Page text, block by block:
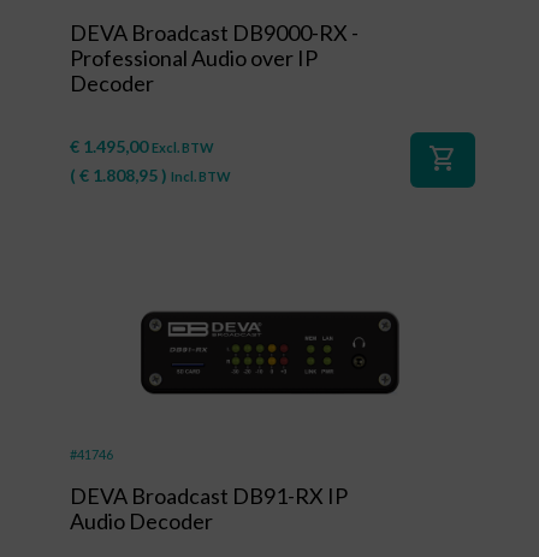
DEVA Broadcast DB9000-RX -
Professional Audio over IP
Decoder
€ 1.495,00 Excl. BTW
( € 1.808,95) Incl. BTW
shopping_cart
#41746
DEVA Broadcast DB91-RX IP
Audio Decoder